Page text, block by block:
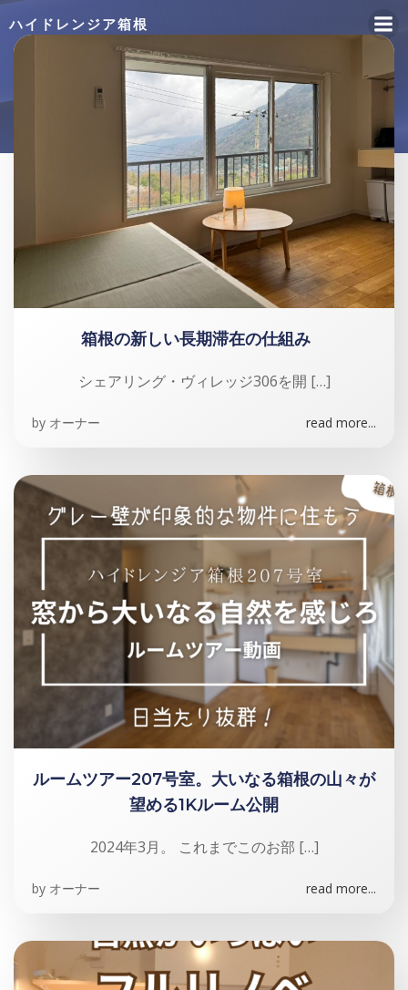
ン
テ
ン
ツ
へ
ス
キ
ッ
プ
ハイドレンジア箱根
Posts inオーナー
箱根の新しい長期滞在の仕組み
シェアリング・ヴィレッジ306を開 […]
by オーナー read more...
ルームツアー207号室。大いなる箱根の山々が
望める1Kルーム公開
2024年3月。 これまでこのお部 […]
by オーナー read more...